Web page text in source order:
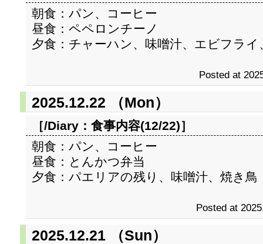
朝食：パン、コーヒー
昼食：ペペロンチーノ
夕食：チャーハン、味噌汁、エビフライ
Posted at
2025.12.22 （Mon）
［/Diary： 食事内容(12/22)］
朝食：パン、コーヒー
昼食：とんかつ弁当
夕食：パエリアの残り、味噌汁、焼き鳥
Posted at
2025.12.21 （Sun）